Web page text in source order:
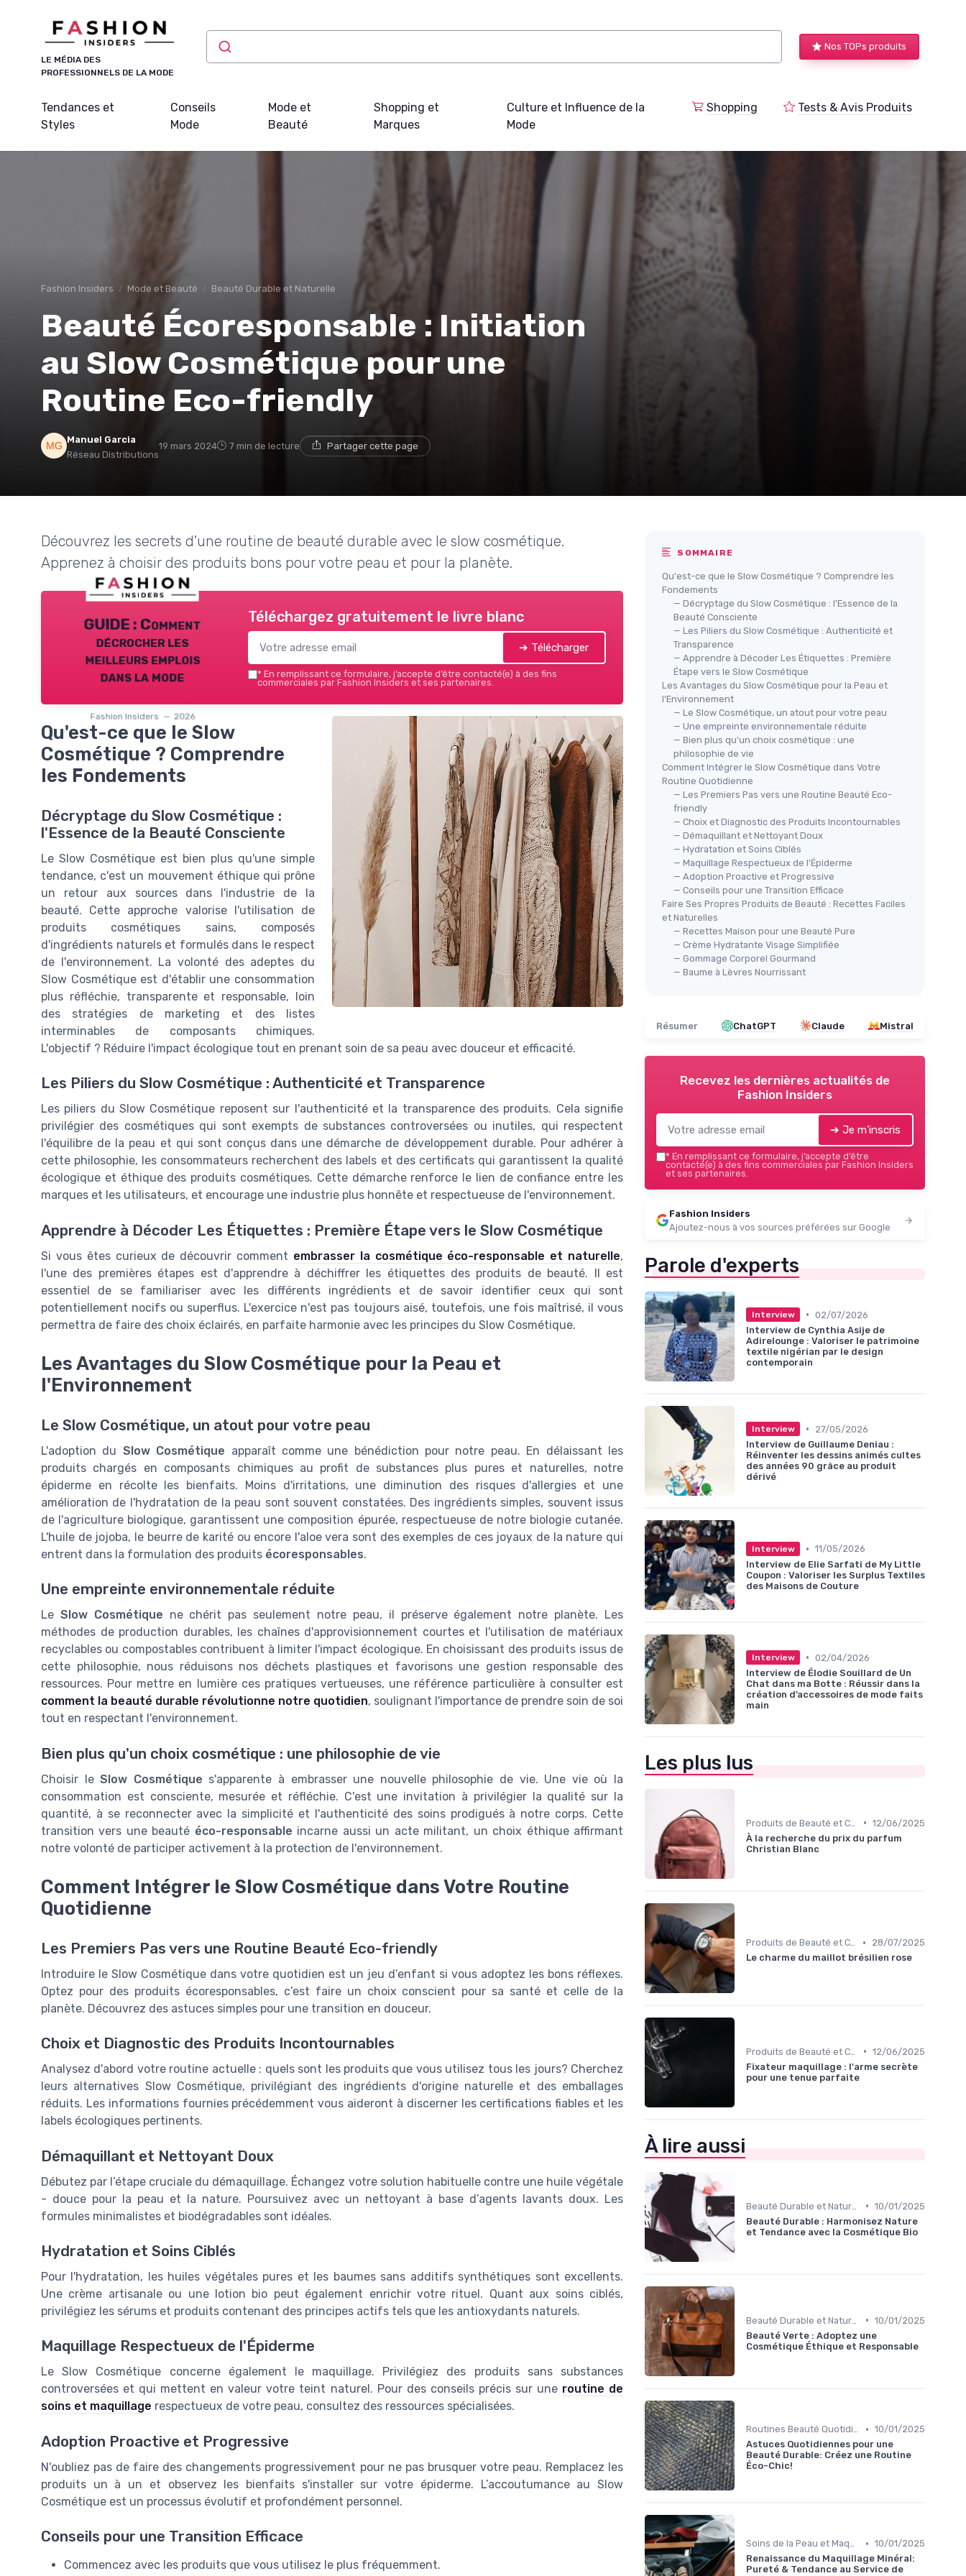
LE MÉDIA DES
PROFESSIONNELS DE LA MODE
Nos TOPs produits
Tendances et
Styles
Conseils
Mode
Mode et
Beauté
Shopping et
Marques
Culture et Influence de la
Mode
Shopping Tests & Avis Produits
Fashion Insiders Mode et Beauté Beauté Durable et Naturelle
Beauté Écoresponsable : Initiation
au Slow Cosmétique pour une
Routine Eco-friendly
Manuel Garcia
Réseau Distributions
19 mars 2024 7 min de lecture Partager cette page
Découvrez les secrets d'une routine de beauté durable avec le slow cosmétique.
Apprenez à choisir des produits bons pour votre peau et pour la planète.
GUIDE : Comment
décrocher les
meilleurs emplois
dans la mode
Fashion Insiders — 2026
Téléchargez gratuitement le livre blanc
➔ Télécharger
* En remplissant ce formulaire, j’accepte d’être contacté(e) à des fins
commerciales par Fashion Insiders et ses partenaires.
Qu'est-ce que le Slow
Cosmétique ? Comprendre
les Fondements
Décryptage du Slow Cosmétique :
l'Essence de la Beauté Consciente
Le Slow Cosmétique est bien plus qu'une simple
tendance, c'est un mouvement éthique qui prône
un retour aux sources dans l'industrie de la
beauté. Cette approche valorise l'utilisation de
produits cosmétiques sains, composés
d'ingrédients naturels et formulés dans le respect
de l'environnement. La volonté des adeptes du
Slow Cosmétique est d'établir une consommation
plus réfléchie, transparente et responsable, loin
des stratégies de marketing et des listes
interminables de composants chimiques.
L'objectif ? Réduire l'impact écologique tout en prenant soin de sa peau avec douceur et efficacité.
Les Piliers du Slow Cosmétique : Authenticité et Transparence
Les piliers du Slow Cosmétique reposent sur l'authenticité et la transparence des produits. Cela signifie
privilégier des cosmétiques qui sont exempts de substances controversées ou inutiles, qui respectent
l'équilibre de la peau et qui sont conçus dans une démarche de développement durable. Pour adhérer à
cette philosophie, les consommateurs recherchent des labels et des certificats qui garantissent la qualité
écologique et éthique des produits cosmétiques. Cette démarche renforce le lien de confiance entre les
marques et les utilisateurs, et encourage une industrie plus honnête et respectueuse de l'environnement.
Apprendre à Décoder Les Étiquettes : Première Étape vers le Slow Cosmétique
Si vous êtes curieux de découvrir comment embrasser la cosmétique éco-responsable et naturelle,
l'une des premières étapes est d'apprendre à déchiffrer les étiquettes des produits de beauté. Il est
essentiel de se familiariser avec les différents ingrédients et de savoir identifier ceux qui sont
potentiellement nocifs ou superflus. L'exercice n'est pas toujours aisé, toutefois, une fois maîtrisé, il vous
permettra de faire des choix éclairés, en parfaite harmonie avec les principes du Slow Cosmétique.
Les Avantages du Slow Cosmétique pour la Peau et
l'Environnement
Le Slow Cosmétique, un atout pour votre peau
L'adoption du Slow Cosmétique apparaît comme une bénédiction pour notre peau. En délaissant les
produits chargés en composants chimiques au profit de substances plus pures et naturelles, notre
épiderme en récolte les bienfaits. Moins d'irritations, une diminution des risques d'allergies et une
amélioration de l'hydratation de la peau sont souvent constatées. Des ingrédients simples, souvent issus
de l'agriculture biologique, garantissent une composition épurée, respectueuse de notre biologie cutanée.
L'huile de jojoba, le beurre de karité ou encore l'aloe vera sont des exemples de ces joyaux de la nature qui
entrent dans la formulation des produits écoresponsables.
Une empreinte environnementale réduite
Le Slow Cosmétique ne chérit pas seulement notre peau, il préserve également notre planète. Les
méthodes de production durables, les chaînes d'approvisionnement courtes et l'utilisation de matériaux
recyclables ou compostables contribuent à limiter l'impact écologique. En choisissant des produits issus de
cette philosophie, nous réduisons nos déchets plastiques et favorisons une gestion responsable des
ressources. Pour mettre en lumière ces pratiques vertueuses, une référence particulière à consulter est
comment la beauté durable révolutionne notre quotidien, soulignant l'importance de prendre soin de soi
tout en respectant l'environnement.
Bien plus qu'un choix cosmétique : une philosophie de vie
Choisir leSlow Cosmétique s'apparente à embrasser une nouvelle philosophie de vie. Une vie où la
consommation est consciente, mesurée et réfléchie. C'est une invitation à privilégier la qualité sur la
quantité, à se reconnecter avec la simplicité et l'authenticité des soins prodigués à notre corps. Cette
transition vers une beauté éco-responsable incarne aussi un acte militant, un choix éthique affirmant
notre volonté de participer activement à la protection de l'environnement.
Comment Intégrer le Slow Cosmétique dans Votre Routine
Quotidienne
Les Premiers Pas vers une Routine Beauté Eco-friendly
Introduire le Slow Cosmétique dans votre quotidien est un jeu d’enfant si vous adoptez les bons réflexes.
Optez pour des produits écoresponsables, c’est faire un choix conscient pour sa santé et celle de la
planète. Découvrez des astuces simples pour une transition en douceur.
Choix et Diagnostic des Produits Incontournables
Analysez d'abord votre routine actuelle : quels sont les produits que vous utilisez tous les jours? Cherchez
leurs alternatives Slow Cosmétique, privilégiant des ingrédients d'origine naturelle et des emballages
réduits. Les informations fournies précédemment vous aideront à discerner les certifications fiables et les
labels écologiques pertinents.
Démaquillant et Nettoyant Doux
Débutez par l’étape cruciale du démaquillage. Échangez votre solution habituelle contre une huile végétale
- douce pour la peau et la nature. Poursuivez avec un nettoyant à base d’agents lavants doux. Les
formules minimalistes et biodégradables sont idéales.
Hydratation et Soins Ciblés
Pour l'hydratation, les huiles végétales pures et les baumes sans additifs synthétiques sont excellents.
Une crème artisanale ou une lotion bio peut également enrichir votre rituel. Quant aux soins ciblés,
privilégiez les sérums et produits contenant des principes actifs tels que les antioxydants naturels.
Maquillage Respectueux de l'Épiderme
Le Slow Cosmétique concerne également le maquillage. Privilégiez des produits sans substances
controversées et qui mettent en valeur votre teint naturel. Pour des conseils précis sur une routine de
soins et maquillage respectueux de votre peau, consultez des ressources spécialisées.
Adoption Proactive et Progressive
N'oubliez pas de faire des changements progressivement pour ne pas brusquer votre peau. Remplacez les
produits un à un et observez les bienfaits s'installer sur votre épiderme. L’accoutumance au Slow
Cosmétique est un processus évolutif et profondément personnel.
Conseils pour une Transition Efficace
Commencez avec les produits que vous utilisez le plus fréquemment.
SOMMAIRE
Qu'est-ce que le Slow Cosmétique ? Comprendre les
Fondements
— Décryptage du Slow Cosmétique : l'Essence de la
Beauté Consciente
— Les Piliers du Slow Cosmétique : Authenticité et
Transparence
— Apprendre à Décoder Les Étiquettes : Première
Étape vers le Slow Cosmétique
Les Avantages du Slow Cosmétique pour la Peau et
l'Environnement
— Le Slow Cosmétique, un atout pour votre peau
— Une empreinte environnementale réduite
— Bien plus qu'un choix cosmétique : une
philosophie de vie
Comment Intégrer le Slow Cosmétique dans Votre
Routine Quotidienne
— Les Premiers Pas vers une Routine Beauté Eco-
friendly
— Choix et Diagnostic des Produits Incontournables
— Démaquillant et Nettoyant Doux
— Hydratation et Soins Ciblés
— Maquillage Respectueux de l'Épiderme
— Adoption Proactive et Progressive
— Conseils pour une Transition Efficace
Faire Ses Propres Produits de Beauté : Recettes Faciles
et Naturelles
— Recettes Maison pour une Beauté Pure
— Crème Hydratante Visage Simplifiée
— Gommage Corporel Gourmand
— Baume à Lèvres Nourrissant
Résumer ChatGPT Claude Mistral
Recevez les dernières actualités de
Fashion Insiders
➔ Je m'inscris
* En remplissant ce formulaire, j’accepte d’être
contacté(e) à des fins commerciales par Fashion Insiders
et ses partenaires.
Fashion Insiders
Ajoutez-nous à vos sources préférées sur Google
Parole d'experts
Interview • 02/07/2026
Interview de Cynthia Asije de
Adirelounge : Valoriser le patrimoine
textile nigérian par le design
contemporain
Interview •
27/05/2026
Interview de Guillaume Deniau :
Réinventer les dessins animés cultes
des années 90 grâce au produit
dérivé
Interview • 11/05/2026
Interview de Elie Sarfati de My Little
Coupon : Valoriser les Surplus Textiles
des Maisons de Couture
Interview • 02/04/2026
Interview de Élodie Souillard de Un
Chat dans ma Botte : Réussir dans la
création d’accessoires de mode faits
main
Les plus lus
• 12/06/2025
À la recherche du prix du parfum
Christian Blanc
Produits de Beauté et Cosmétiques •
28/07/2025
Le charme du maillot brésilien rose
• 12/06/2025
Fixateur maquillage : l'arme secrète
pour une tenue parfaite
À lire aussi
• 10/01/2025
Beauté Durable : Harmonisez Nature
et Tendance avec la Cosmétique Bio
• 10/01/2025
Beauté Verte : Adoptez une
Cosmétique Éthique et Responsable
Routines Beauté Quotidiennes • 10/01/2025
Astuces Quotidiennes pour une
Beauté Durable: Créez une Routine
Éco-Chic!
Soins de la Peau et Maquillage • 10/01/2025
Renaissance du Maquillage Minéral:
Pureté & Tendance au Service de